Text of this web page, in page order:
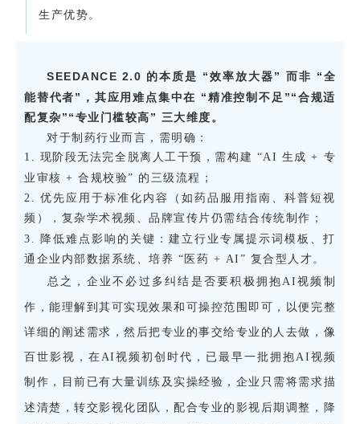
生产优势。
SEEDANCE 2.0 的本质是 “效率放大器” 而非 “全
能替代者”，其应用难点集中在 “精准控制不足”“合规适
配复杂”“专业门槛较高” 三大维度。
对于制药行业而言，需明确：
1. 现阶段无法完全脱离人工干预，需构建 “AI 生成 + 专
业审核 + 合规校验” 的三级流程；
2. 优先应用于标准化内容（如药品服用指南、科普短视
频），复杂学术视频、品牌宣传片仍需结合传统制作；
3. 降低难点影响的关键：建立行业专属提示词模板、打
通企业内部数据系统、培养 “医药 + AI” 复合型人才。
总之，企业不必过多纠结是否要积极拥抱AI视频制
作，能理解到其可实现效果和可操控范围即可，以便完整
详细的阐述需求，然后把专业的事交给专业的人去做，像
百世影视，在AI视频初创时代，已最早一批拥抱AI视频
制作，目前已有大量训练及实操经验，企业只需将需求描
述清楚，转交影视化团队，配合专业的影视后期调整，降